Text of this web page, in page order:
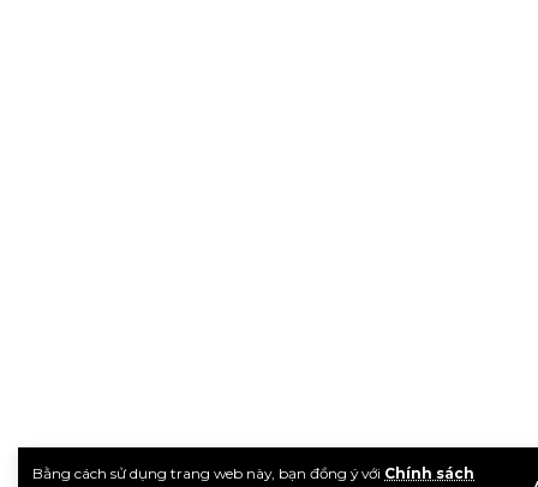
Bằng cách sử dụng trang web này, bạn đồng ý với Chính sách